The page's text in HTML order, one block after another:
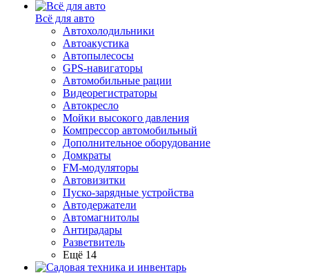
Всё для авто
Автохолодильники
Автоакустика
Автопылесосы
GPS-навигаторы
Автомобильные рации
Видеорегистраторы
Автокресло
Мойки высокого давления
Компрессор автомобильный
Дополнительное оборудование
Домкраты
FM-модуляторы
Автовизитки
Пуско-зарядные устройства
Автодержатели
Автомагнитолы
Антирадары
Разветвитель
Ещё 14